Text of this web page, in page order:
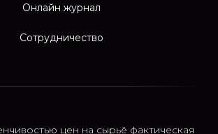
Онлайн журнал
Сотрудничество
цен на сырьё фактическая